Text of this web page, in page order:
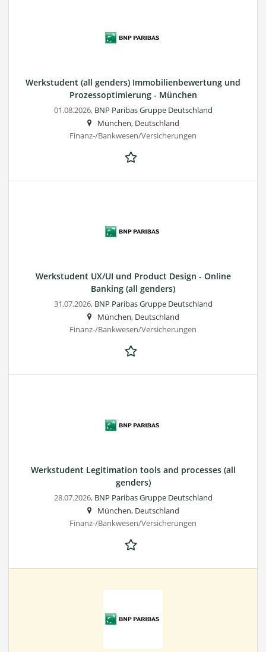
Werkstudent (all genders) Immobilienbewertung und
Prozessoptimierung - München
01.08.2026, BNP Paribas Gruppe Deutschland
München, Deutschland
Finanz-/Bankwesen/Versicherungen
Werkstudent UX/UI und Product Design - Online
Banking (all genders)
31.07.2026, BNP Paribas Gruppe Deutschland
München, Deutschland
Finanz-/Bankwesen/Versicherungen
Werkstudent Legitimation tools and processes (all
genders)
28.07.2026, BNP Paribas Gruppe Deutschland
München, Deutschland
Finanz-/Bankwesen/Versicherungen